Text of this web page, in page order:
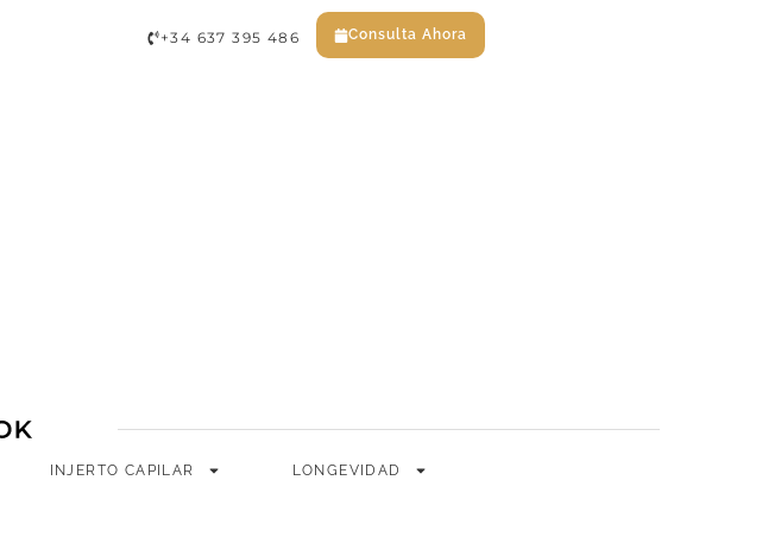
EN ES Consulta Ahora
+34 637 395 486 Consulta Ahora
INJERTO CAPILAR LONGEVIDAD